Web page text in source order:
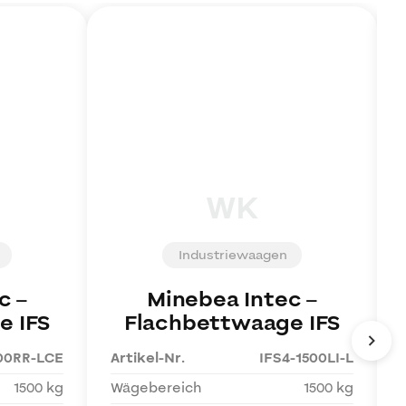
–
IFS
LCE
1500 kg
Industriewaagen
Minebea Intec–
Flachbettwaage IFS
Artikel-Nr.
IFS4-1500LI-L
Wägebereich
1500 kg